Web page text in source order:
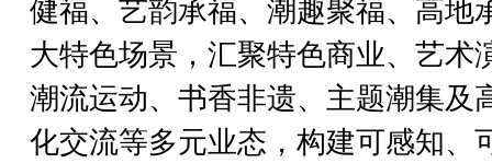
健福、艺韵承福、潮趣聚福、高地
大特色场景，汇聚特色商业、艺术
潮流运动、书香非遗、主题潮集及
化交流等多元业态，构建可感知、